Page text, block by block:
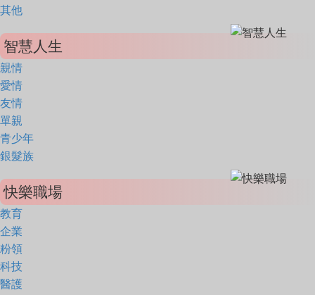
其他
智慧人生
親情
愛情
友情
單親
青少年
銀髮族
快樂職場
教育
企業
粉領
科技
醫護